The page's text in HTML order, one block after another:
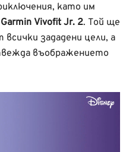
като им
Vivofit Jr. 2. Той ще
зададени цели, а
въображението